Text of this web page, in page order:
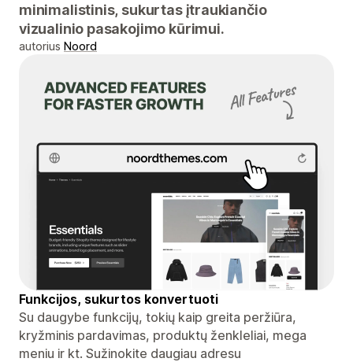
minimalistinis, sukurtas įtraukiančio
vizualinio pasakojimo kūrimui.
autorius Noord
Funkcijos, sukurtos konvertuoti
Su daugybe funkcijų, tokių kaip greita peržiūra,
kryžminis pardavimas, produktų ženkleliai, mega
meniu ir kt. Sužinokite daugiau adresu